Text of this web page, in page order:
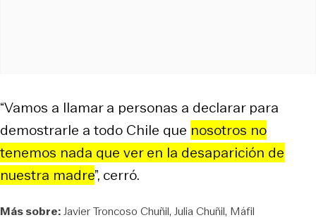
“Vamos a llamar a personas a declarar para
demostrarle a todo Chile que nosotros no
tenemos nada que ver en la desaparición de
nuestra madre”, cerró.
Más sobre:Javier Troncoso Chuñil Julia Chuñil Máfil